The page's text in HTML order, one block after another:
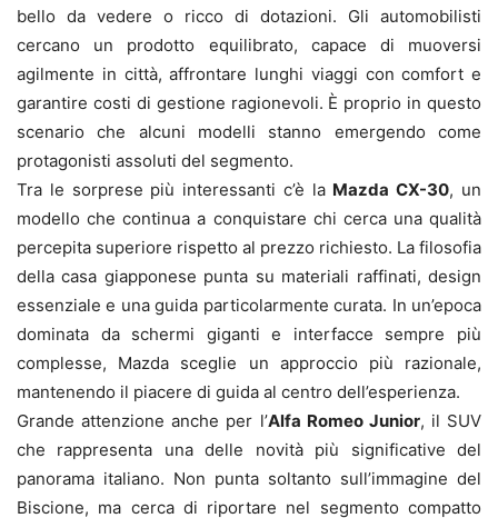
bello da vedere o ricco di dotazioni. Gli automobilisti
cercano un prodotto equilibrato, capace di muoversi
agilmente in città, affrontare lunghi viaggi con comfort e
garantire costi di gestione ragionevoli. È proprio in questo
scenario che alcuni modelli stanno emergendo come
protagonisti assoluti del segmento.
Tra le sorprese più interessanti c’è la Mazda CX-30, un
modello che continua a conquistare chi cerca una qualità
percepita superiore rispetto al prezzo richiesto. La filosofia
della casa giapponese punta su materiali raffinati, design
essenziale e una guida particolarmente curata. In un’epoca
dominata da schermi giganti e interfacce sempre più
complesse, Mazda sceglie un approccio più razionale,
mantenendo il piacere di guida al centro dell’esperienza.
Grande attenzione anche per l’Alfa Romeo Junior, il SUV
che rappresenta una delle novità più significative del
panorama italiano. Non punta soltanto sull’immagine del
Biscione, ma cerca di riportare nel segmento compatto